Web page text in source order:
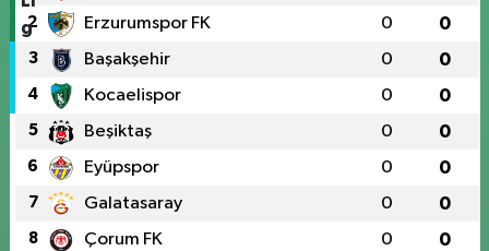
2 Erzurumspor FK 0 0
3 Başakşehir 0 0
4 Kocaelispor 0 0
5 Beşiktaş 0 0
6 Eyüpspor 0 0
7 Galatasaray 0 0
8 Çorum FK 0 0